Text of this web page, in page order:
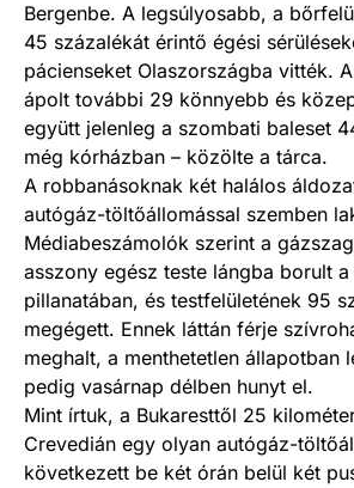
Bergenbe. A legsúlyosabb, a
45 százalékát érintő égési
pácienseket Olaszországba vitték.
ápolt további 29 könnyebb és
együtt jelenleg a szombati baleset
még kórházban – közölte a tárca.
A robbanásoknak két halálos
autógáz-töltőállomással szemben
Médiabeszámolók szerint a
asszony egész teste lángba borult
pillanatában, és testfelületének 95
megégett. Ennek láttán férje
meghalt, a menthetetlen állapotban
pedig vasárnap délben hunyt el.
Mint írtuk, a Bukaresttől 25
Crevedián egy olyan autógáz-
következett be két órán belül két